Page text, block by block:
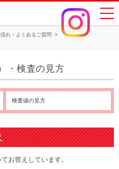
れ・よくあるご質問 >
・検査の見方
検査値の見方
お答えしています。